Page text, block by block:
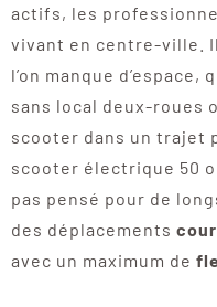
actifs, les
vivant en centre-ville.
l’on manque
sans local deux-roues
scooter dans un trajet
scooter électrique 50
pas pensé pour de
des déplacements
avec un maximum de